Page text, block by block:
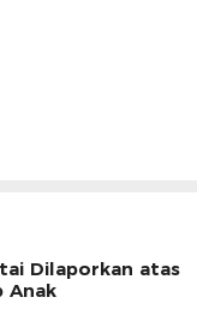
Dilaporkan atas
Anak